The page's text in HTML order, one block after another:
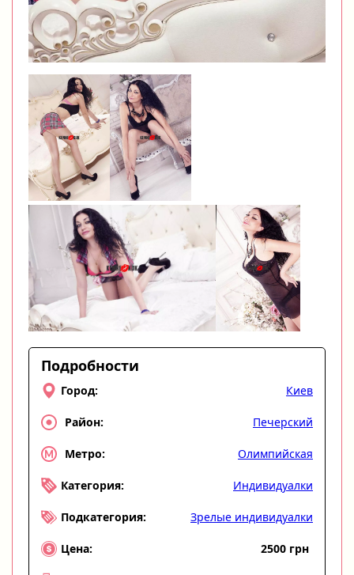
Подробности
Город: Киев
Район: Печерский
Метро: Олимпийская
Категория: Индивидуалки
Подкатегория: Зрелые индивидуалки
Цена: 2500 грн